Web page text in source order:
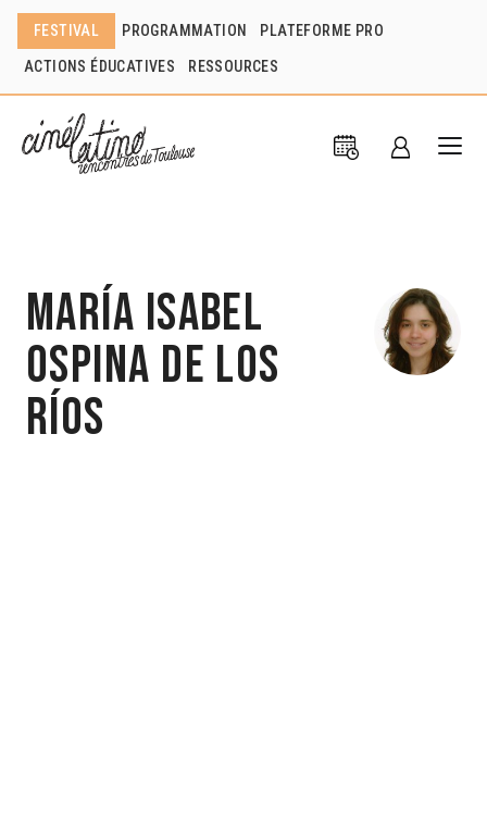
FESTIVAL PROGRAMMATION PLATEFORME PRO
ACTIONS ÉDUCATIVES RESSOURCES
María Isabel
Ospina de los
Ríos